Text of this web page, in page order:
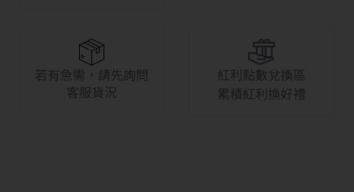
若有急需，請先詢問
客服貨況
紅利點數兌換區
累積紅利換好禮